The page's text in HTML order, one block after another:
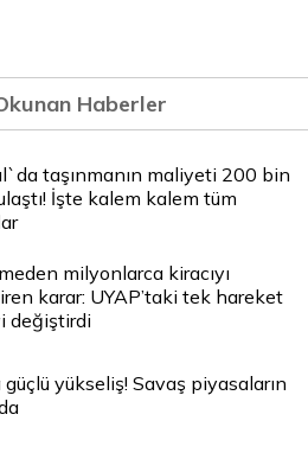
Haberler
taşınmanın maliyeti 200 bin
İşte kalem kalem tüm
milyonlarca kiracıyı
karar: UYAP’taki tek hareket
değiştirdi
güçlü yükseliş! Savaş piyasaların